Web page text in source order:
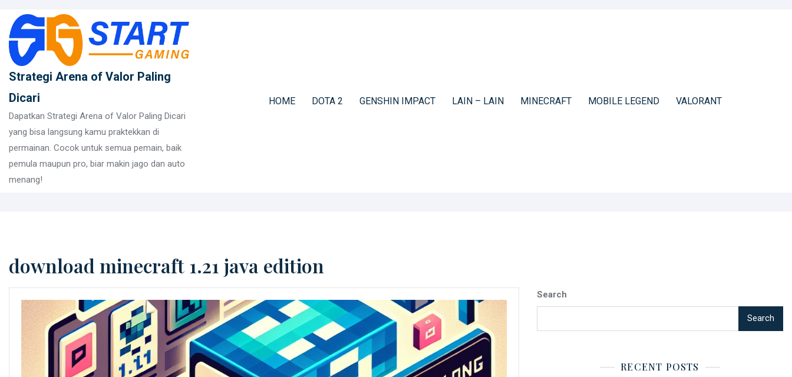
content
Strategi Arena of Valor Paling
Dicari
Dapatkan Strategi Arena of Valor Paling Dicari
yang bisa langsung kamu praktekkan di
permainan. Cocok untuk semua pemain, baik
pemula maupun pro, biar makin jago dan auto
menang!
HOME DOTA 2 GENSHIN IMPACT LAIN – LAIN MINECRAFT MOBILE LEGEND VALORANT
download minecraft 1.21 java edition
Search
Search
RECENT POSTS